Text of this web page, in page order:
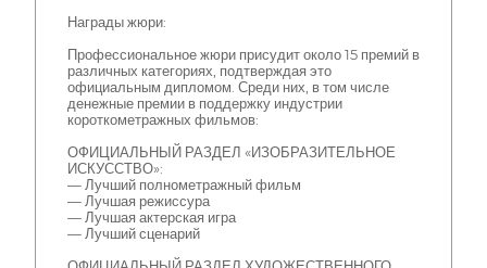
Награды жюри:
Профессиональное жюри присудит около 15 премий в
различных категориях, подтверждая это
официальным дипломом. Среди них, в том числе
денежные премии в поддержку индустрии
короткометражных фильмов:
ОФИЦИАЛЬНЫЙ РАЗДЕЛ «ИЗОБРАЗИТЕЛЬНОЕ
ИСКУССТВО»:
— Лучший полнометражный фильм
— Лучшая режиссура
— Лучшая актерская игра
— Лучший сценарий